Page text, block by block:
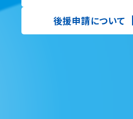
後援申請について